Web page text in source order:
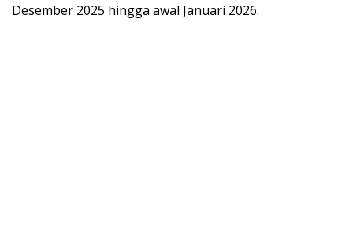
Desember 2025 hingga awal Januari 2026.